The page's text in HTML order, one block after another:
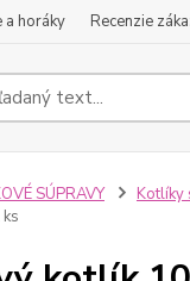
a horáky Recenzie
SÚPRAVY Kotlíky